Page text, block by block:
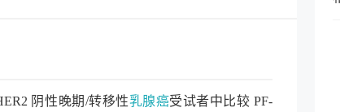
阴性晚期/转移性乳腺癌受试者中比较 PF-